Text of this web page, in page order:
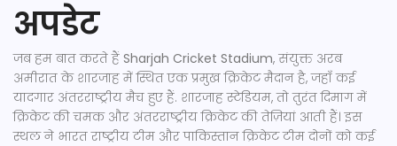
अपडेट
जब हम बात करते हैं Sharjah Cricket Stadium, संयुक्त अरब
अमीरात के शारजाह में स्थित एक प्रमुख क्रिकेट मैदान है, जहाँ कई
यादगार अंतरराष्ट्रीय मैच हुए हैं. शारजाह स्टेडियम, तो तुरंत दिमाग में
क्रिकेटकी चमक और अंतरराष्ट्रीय क्रिकेटकी तेज़ियां आती हैं। इस
स्थल ने भारत राष्ट्रीय टीम और पाकिस्तान क्रिकेट टीम दोनों को कई